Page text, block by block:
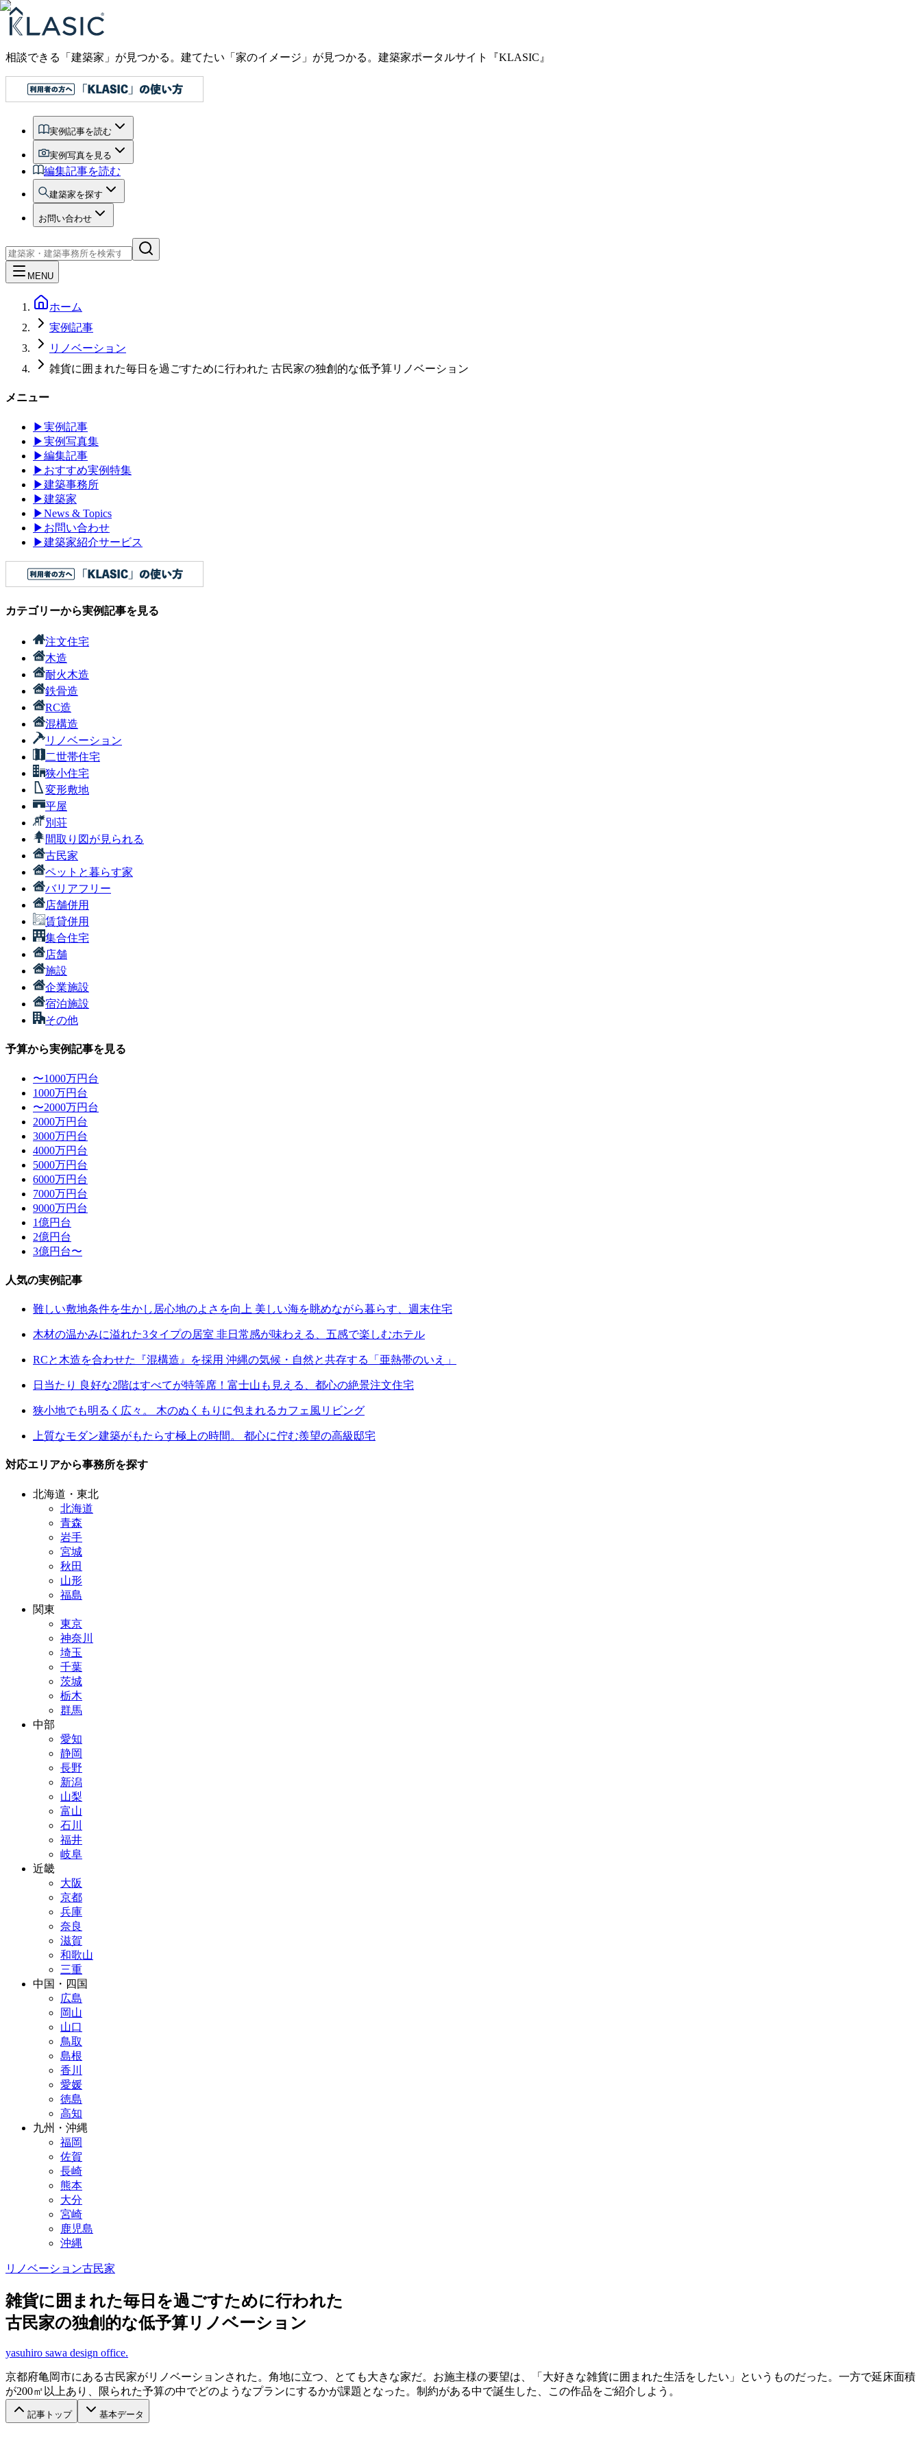
相談できる「建築家」が見つかる。建てたい「家のイメージ」が見つかる。 建築家ポータルサイト『KLASIC』
実例記事を読む
実例写真を見る
編集記事を読む
建築家を探す
お問い合わせ
MENU
ホーム
実例記事
リノベーション
雑貨に囲まれた毎日を過ごすために行われた 古民家の独創的な低予算リノベーション
メニュー
▶実例記事
▶実例写真集
▶編集記事
▶ おすすめ実例特集
▶建築事務所
▶建築家
▶News & Topics
▶ お問い合わせ
▶建築家紹介サービス
カテゴリーから実例記事を見る
注文住宅
木造
耐火木造
鉄骨造
RC造
混構造
リノベーション
二世帯住宅
狭小住宅
変形敷地
平屋
別荘
間取り図が見られる
古民家
ペットと暮らす家
バリアフリー
店舗併用
賃貸併用
集合住宅
店舗
施設
企業施設
宿泊施設
その他
予算から実例記事を見る
〜1000万円台
1000万円台
〜2000万円台
2000万円台
3000万円台
4000万円台
5000万円台
6000万円台
7000万円台
9000万円台
1億円台
2億円台
3億円台〜
人気の実例記事
難しい敷地条件を生かし居心地のよさを向上 美しい海を眺めながら暮らす、週末住宅
木材の温かみに溢れた3タイプの居室 非日常感が味わえる、五感で楽しむホテル
RCと木造を合わせた『混構造』を採用 沖縄の気候・自然と共存する「亜熱帯のいえ」
日当たり 良好な2階はすべてが特等席！富士山も見える、都心の絶景注文住宅
狭小地でも明るく広々。 木のぬくもりに包まれるカフェ風リビング
上質なモダン建築がもたらす極上の時間。 都心に佇む羨望の高級邸宅
対応エリアから事務所を探す
北海道・東北
北海道
青森
岩手
宮城
秋田
山形
福島
関東
東京
神奈川
埼玉
千葉
茨城
栃木
群馬
中部
愛知
静岡
長野
新潟
山梨
富山
石川
福井
岐阜
近畿
大阪
京都
兵庫
奈良
滋賀
和歌山
三重
中国・四国
広島
岡山
山口
鳥取
島根
香川
愛媛
徳島
高知
九州・沖縄
福岡
佐賀
長崎
熊本
大分
宮崎
鹿児島
沖縄
リノベーション古民家
雑貨に囲まれた毎日を過ごすために行われた
古民家の独創的な低予算リノベーション
yasuhiro sawa design office.
京都府亀岡市にある古民家がリノベーションされた。角地に立つ、とても大きな家だ。お施主様の要望は、「大好きな雑貨に囲まれた生活をしたい」というものだった。一方で延床面積
が200㎡以上あり、限られた予算の中でどのようなプランにするかが課題となった。制約がある中で誕生した、この作品をご紹介しよう。
記事トップ 基本データ